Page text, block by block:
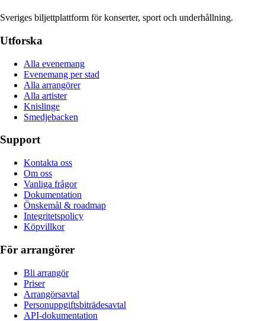
Sveriges biljettplattform för konserter, sport och underhållning.
Utforska
Alla evenemang
Evenemang per stad
Alla arrangörer
Alla artister
Knislinge
Smedjebacken
Support
Kontakta oss
Om oss
Vanliga frågor
Dokumentation
Önskemål & roadmap
Integritetspolicy
Köpvillkor
För arrangörer
Bli arrangör
Priser
Arrangörsavtal
Personuppgiftsbiträdesavtal
API-dokumentation